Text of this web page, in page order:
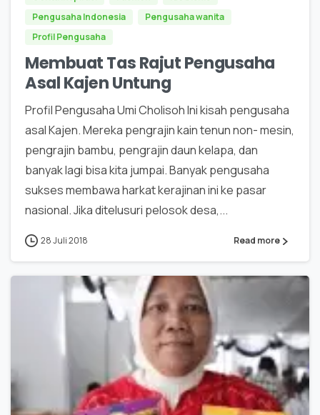
Pengusaha Indonesia
Pengusaha wanita
Profil Pengusaha
Membuat Tas Rajut Pengusaha
Asal Kajen Untung
Profil Pengusaha Umi Cholisoh Ini kisah pengusaha
asal Kajen. Mereka pengrajin kain tenun non- mesin,
pengrajin bambu, pengrajin daun kelapa, dan
banyak lagi bisa kita jumpai. Banyak pengusaha
sukses membawa harkat kerajinan ini ke pasar
nasional. Jika ditelusuri pelosok desa,...
28 Juli 2018 Read more